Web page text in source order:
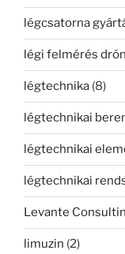
légcsatorna
légi felmérés
légtechnika (8)
légtechnikai
légtechnikai
légtechnikai
Levante
limuzin (2)